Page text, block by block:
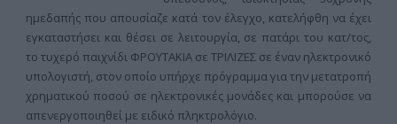
ημεδαπής που απουσίαζε κατά τον έλεγχο, κατελήφθη να έχει
εγκαταστήσει και θέσει σε λειτουργία, σε πατάρι του κατ/τος,
το τυχερό παιχνίδι ΦΡΟΥΤΑΚΙΑ σε ΤΡΙΛΙΖΕΣ σε έναν ηλεκτρονικό
υπολογιστή, στον οποίο υπήρχε πρόγραμμα για την μετατροπή
χρηματικού ποσού σε ηλεκτρονικές μονάδες και μπορούσε να
απενεργοποιηθεί με ειδικό πληκτρολόγιο.